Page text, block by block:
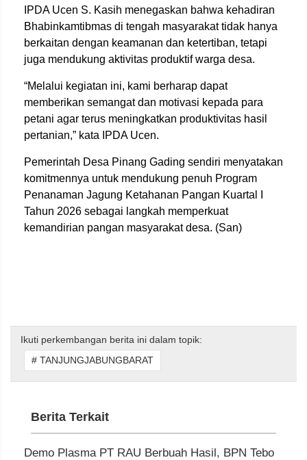
IPDA Ucen S. Kasih menegaskan bahwa kehadiran
Bhabinkamtibmas di tengah masyarakat tidak hanya
berkaitan dengan keamanan dan ketertiban, tetapi
juga mendukung aktivitas produktif warga desa.
“Melalui kegiatan ini, kami berharap dapat
memberikan semangat dan motivasi kepada para
petani agar terus meningkatkan produktivitas hasil
pertanian,” kata IPDA Ucen.
Pemerintah Desa Pinang Gading sendiri menyatakan
komitmennya untuk mendukung penuh Program
Penanaman Jagung Ketahanan Pangan Kuartal I
Tahun 2026 sebagai langkah memperkuat
kemandirian pangan masyarakat desa. (San)
Ikuti perkembangan berita ini dalam topik:
# TANJUNGJABUNGBARAT
Berita Terkait
Demo Plasma PT RAU Berbuah Hasil, BPN Tebo